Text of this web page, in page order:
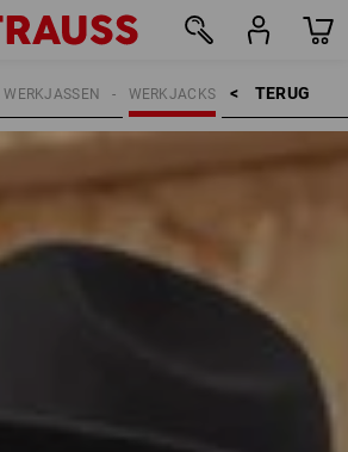
TERUG    >
WERKJACKS
WERKJASSEN